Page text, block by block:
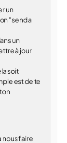
un
"send a
un
à jour
soit
est de te
nous faire